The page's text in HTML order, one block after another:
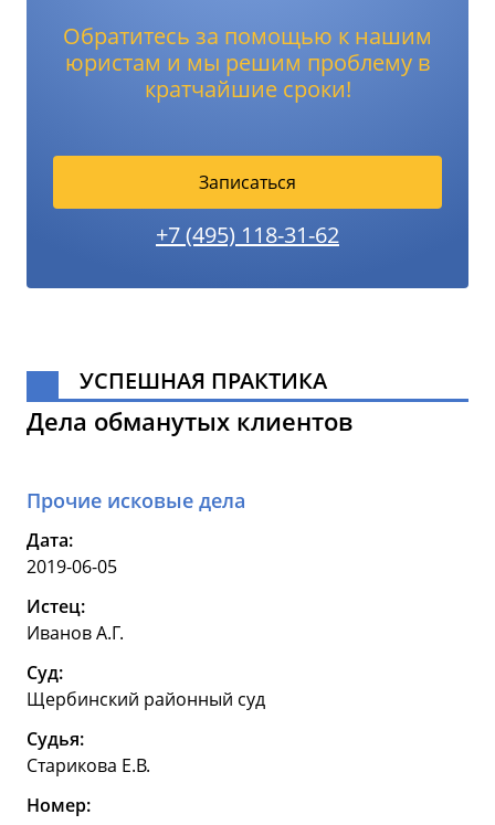
Обратитесь за помощью к нашим
юристам и мы решим проблему в
кратчайшие сроки!
Записаться
+7 (495) 118-31-62
УСПЕШНАЯ ПРАКТИКА
Дела обманутых клиентов
Прочие исковые дела
Дата:
2019-06-05
Истец:
Иванов А.Г.
Суд:
Щербинский районный суд
Судья:
Старикова Е.В.
Номер: